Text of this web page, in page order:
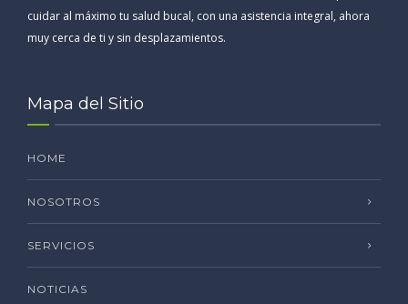
cuidar al máximo tu salud bucal, con una asistencia integral, ahora
muy cerca de ti y sin desplazamientos.
Mapa del Sitio
HOME
NOSOTROS
SERVICIOS
NOTICIAS